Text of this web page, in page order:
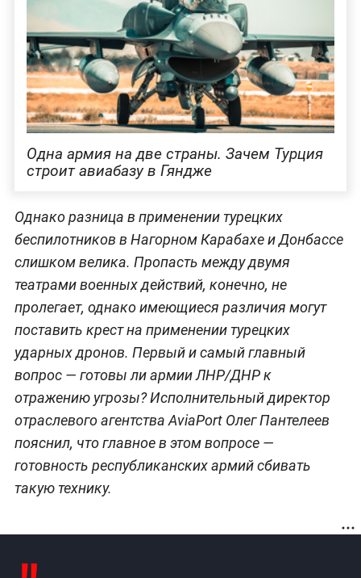
Одна армия на две страны. Зачем Турция
строит авиабазу в Гяндже
Однако разница в применении турецких
беспилотников в Нагорном Карабахе и Донбассе
слишком велика. Пропасть между двумя
театрами военных действий, конечно, не
пролегает, однако имеющиеся различия могут
поставить крест на применении турецких
ударных дронов. Первый и самый главный
вопрос — готовы ли армии ЛНР/ДНР к
отражению угрозы? Исполнительный директор
отраслевого агентства AviaPort Олег Пантелеев
пояснил, что главное в этом вопросе —
готовность республиканских армий сбивать
такую технику.